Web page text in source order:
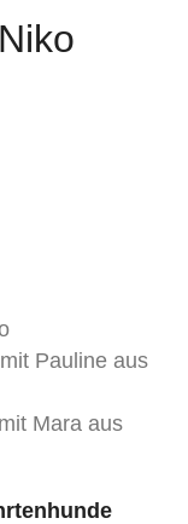
Pauline aus
Mara aus